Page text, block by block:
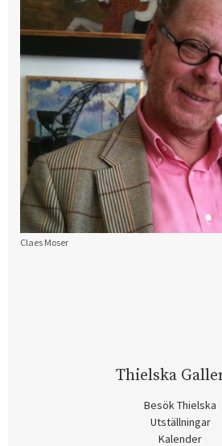
Claes Moser
Thielska
Besök Thielska
Utställningar
Kalender